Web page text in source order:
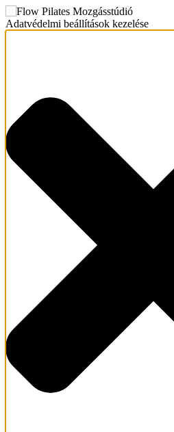
Adatvédelmi beállítások kezelése